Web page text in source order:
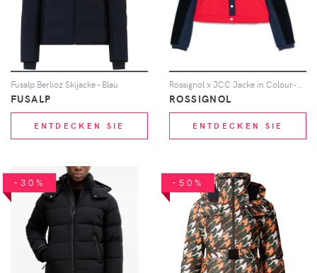
Fusalp Berlioz Skijacke - Blau
FUSALP
ENTDECKEN SIE
Rossignol x JCC Jacke in Colour-Block-Optik - Rot
ROSSIGNOL
ENTDECKEN SIE
-30% -50%